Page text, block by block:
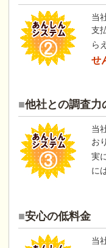
当
支
ら
せ
他社との調査力
当
お
実
に
安心の低料金
当